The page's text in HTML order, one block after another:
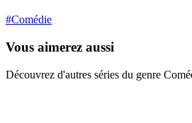
#Comédie
Vous aimerez aussi
Découvrez d'autres séries du genre